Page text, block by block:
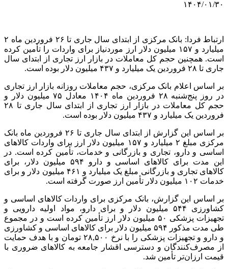
۱۴۰۴/۰۱/۳۰
ارتباط فردا: بانک مرکزی از ابتدای سال جاری تا ۲۶ فروردین ماه ۲
میلیارد و ۱۵۷ میلیون دلار ارز موردنیاز برای واردات را تأمین کرده
است. همچنین حجم کل معاملات در بازار ارز تجاری از ابتدای سال
جاری تا ۲۸ فروردین یک میلیارد و ۴۳۷ میلیون دلار بوده است.
بر اساس اعلام بانک مرکزی، حجم معاملات روزانه بازار ارز تجاری
در روز پنج‌شنبه ۲۸ فروردین ماه ۱۴۰۴ معادل ۷۵ میلیون دلار و
حجم کل معاملات در بازار ارز تجاری از ابتدای سال جاری تا ۲۸
فروردین یک میلیارد و ۴۳۷ میلیون دلار بوده است.
بر اساس این گزارش از ابتدای سال جاری تا ۲۶ فروردین ماه بانک
مرکزی مبلغ ۲ میلیارد و ۱۵۷ میلیون دلار ارز برای واردات کالاهای
اساسی و دارو، تجاری و بازرگانی و خدمات، تأمین کرده است. در
این مدت برای کالاهای اساسی و دارو ۵۹۴ میلیون دلار، برای
کالاهای تجاری و بازرگانی مبلغ یک میلیارد و ۴۶۱ میلیون دلار و برای
خدمات ۱۰۲ میلیون دلار تأمین ارز صورت گرفته است.
بر اساس این گزارش، بانک مرکزی برای واردات کالاهای اساسی و
کشاورزی ۵۴۴ میلیون دلار و برای دارو، مواد اولیه دارویی و
تجهیزات پزشکی ۵۰ میلیون دلار ارز تأمین کرده است و در مجموع
طی مدت مذکور ۵۹۴ میلیون دلار برای کالاهای اساسی و کشاورزی
و دارو و تجهیزات پزشکی را با نرخ ۲۸,۵۰۰ تومان و با هدف حمایت
از مصرف‌کنندگان و دسترسی اقشار جامعه به کالاهای ضروری با
قیمت ارزان‌تر تأمین شد.